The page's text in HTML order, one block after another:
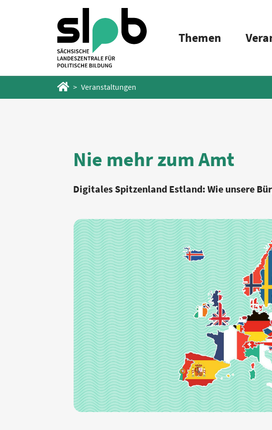
Themen
Startseite
Veranstaltungen
Nie mehr zum Amt
Digitales Spitzenland Estland: Wie unsere